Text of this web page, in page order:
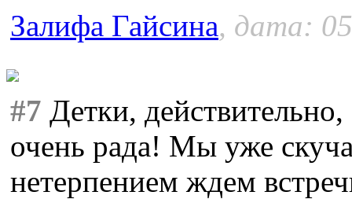
Залифа Гайсина, дата:
#7 Детки,
очень рада! Мы уже
нетерпением ждем